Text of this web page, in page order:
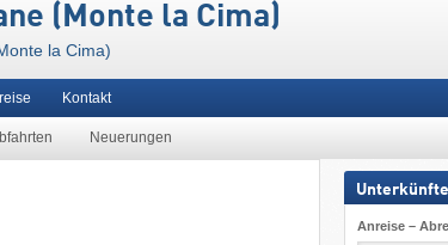
(Monte la Cima)
la Cima)
Neuerungen
Kontakt
Anreise –